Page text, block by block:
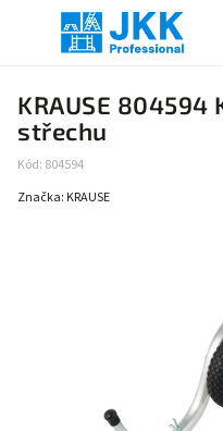
KRAUSE
střechu
Kód: 804594
Značka: KRAUSE